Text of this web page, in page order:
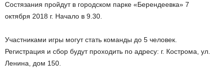
Состязания пройдут в городском парке «Берендеевка» 7
октября 2018 г. Начало в 9.30.
Участниками игры могут стать команды до 5 человек.
Регистрация и сбор будут проходить по адресу: г. Кострома, ул.
Ленина, дом 150.